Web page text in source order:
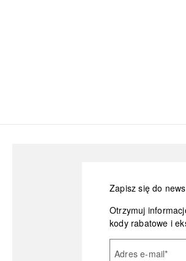
Zapisz się do
Otrzymuj
kody rabatowe i
Adres e-mail*